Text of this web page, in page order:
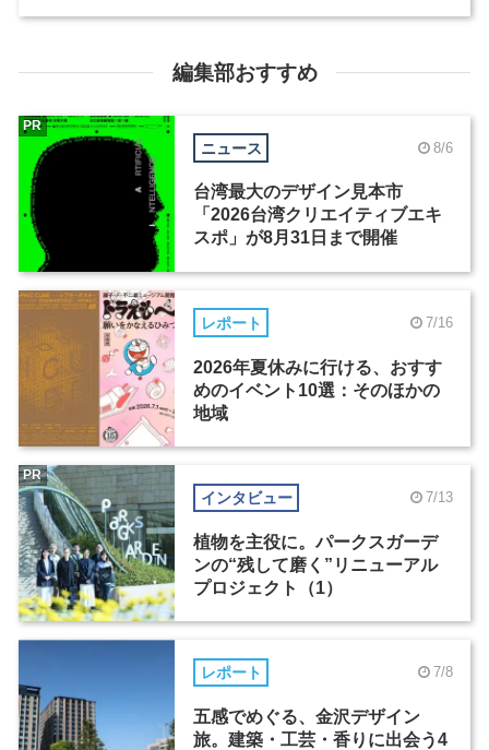
編集部おすすめ
ニュース 8/6
台湾最大のデザイン見本市
「2026台湾クリエイティブエキ
スポ」が8月31日まで開催
PR
レポート 7/16
2026年夏休みに行ける、おすす
めのイベント10選：そのほかの
地域
インタビュー 7/13
植物を主役に。パークスガーデ
ンの“残して磨く”リニューアル
プロジェクト（1）
PR
レポート 7/8
五感でめぐる、金沢デザイン
旅。建築・工芸・香りに出会う4